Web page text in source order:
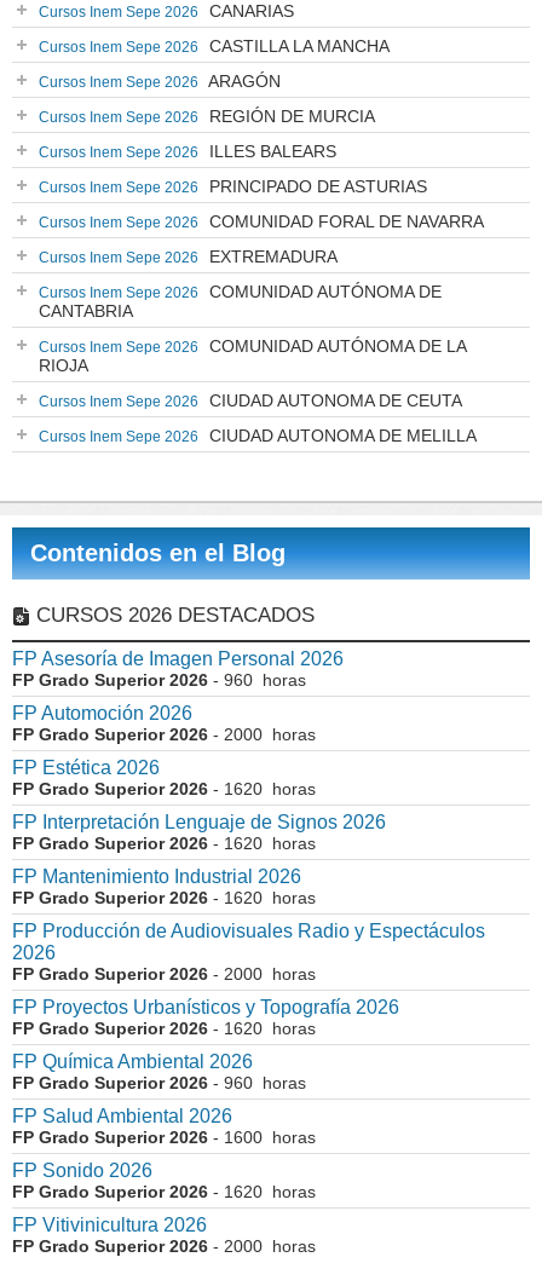
Cursos Inem Sepe 2026 CANARIAS
Cursos Inem Sepe 2026 CASTILLA LA MANCHA
Cursos Inem Sepe 2026 ARAGÓN
Cursos Inem Sepe 2026 REGIÓN DE MURCIA
Cursos Inem Sepe 2026 ILLES BALEARS
Cursos Inem Sepe 2026 PRINCIPADO DE ASTURIAS
Cursos Inem Sepe 2026 COMUNIDAD FORAL DE NAVARRA
Cursos Inem Sepe 2026 EXTREMADURA
Cursos Inem Sepe 2026
COMUNIDAD AUTÓNOMA DE
CANTABRIA
Cursos Inem Sepe 2026
COMUNIDAD AUTÓNOMA DE LA
RIOJA
Cursos Inem Sepe 2026 CIUDAD AUTONOMA DE CEUTA
Cursos Inem Sepe 2026 CIUDAD AUTONOMA DE MELILLA
Contenidos en el Blog
CURSOS 2026 DESTACADOS
FP Asesoría de Imagen Personal 2026
FP Grado Superior 2026 - 960 horas
FP Automoción 2026
FP Grado Superior 2026 - 2000 horas
FP Estética 2026
FP Grado Superior 2026 - 1620 horas
FP Interpretación Lenguaje de Signos 2026
FP Grado Superior 2026 - 1620 horas
FP Mantenimiento Industrial 2026
FP Grado Superior 2026 - 1620 horas
FP Producción de Audiovisuales Radio y Espectáculos
2026
FP Grado Superior 2026 - 2000 horas
FP Proyectos Urbanísticos y Topografía 2026
FP Grado Superior 2026 - 1620 horas
FP Química Ambiental 2026
FP Grado Superior 2026 - 960 horas
FP Salud Ambiental 2026
FP Grado Superior 2026 - 1600 horas
FP Sonido 2026
FP Grado Superior 2026 - 1620 horas
FP Vitivinicultura 2026
FP Grado Superior 2026 - 2000 horas